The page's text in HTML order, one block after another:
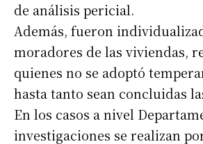
de análisis pericial.
Además, fueron
moradores de las viviendas,
quienes no se adoptó
hasta tanto sean concluidas
En los casos a nivel
investigaciones se realizan